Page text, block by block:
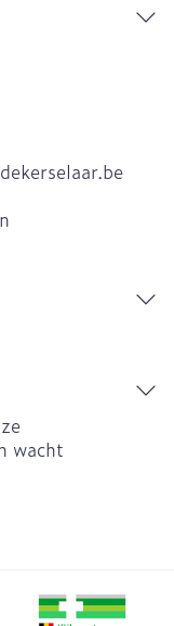
wacht